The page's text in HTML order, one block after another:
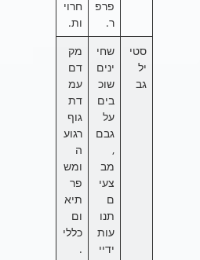
פרפ
ר.
חרוי
ות.
סטי
גב
שחי
ינים
שוכ
בים
על
גבם
מב
צעי
תנו
עות
ידיי
מק
דם
עמ
דת
גוף
רגוע
ומש
פר
תיא
ום
כללי